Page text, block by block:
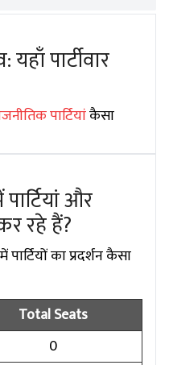
पार्टीवार
पार्टियांकैसा
और
रहे हैं?
का प्रदर्शन कैसा
Total Seats
0